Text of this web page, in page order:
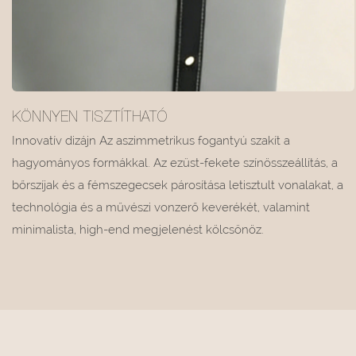
KÖNNYEN TISZTÍTHATÓ
Innovatív dizájn Az aszimmetrikus fogantyú szakít a
hagyományos formákkal. Az ezüst-fekete színösszeállítás, a
bőrszíjak és a fémszegecsek párosítása letisztult vonalakat, a
technológia és a művészi vonzerő keverékét, valamint
minimalista, high-end megjelenést kölcsönöz.